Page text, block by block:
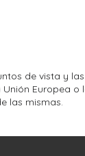
de vista y
Europea o
las mismas.